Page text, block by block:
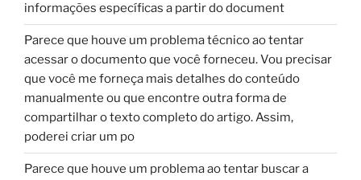
informações específicas a partir do document
Parece que houve um problema técnico ao tentar
acessar o documento que você forneceu. Vou precisar
que você me forneça mais detalhes do conteúdo
manualmente ou que encontre outra forma de
compartilhar o texto completo do artigo. Assim,
poderei criar um po
Parece que houve um problema ao tentar buscar a